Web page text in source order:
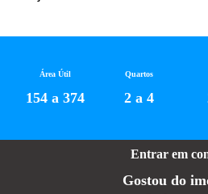
Entrar em
Gostou do
Área Útil
154 a 374
Quartos
2 a 4